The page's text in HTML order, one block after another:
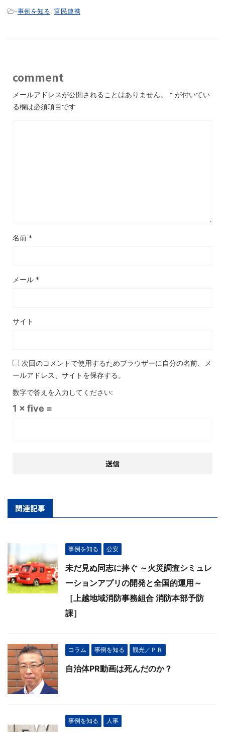
-事例を知る 官民連携
comment
メールアドレスが公開されることはありません。 * が付いてい
る欄は必須項目です
名前 *
メール *
サイト
次回のコメントで使用するためブラウザーに自分の名前、メ
ールアドレス、サイトを保存する。
数字で答えを入力してください:
1 × five =
関連記事
事例を知る 公安
未だ見ぬ同志に捧ぐ ～火災調査シミュレ
ーションアプリの開発と全国的運用～
［上越地域消防事務組合 消防本部予防
課］
コラム 事例を知る 観光／ＰＲ
自治体PR動画は死んだのか？
事例を知る 人事